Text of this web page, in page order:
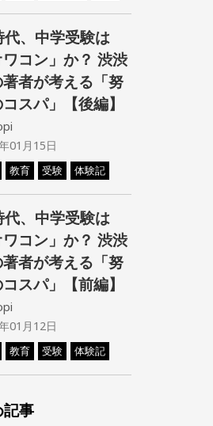
、中学受験は
ワコン」か？ 渋渋
者が考える「努
スパ」【後編】
01月15日
教育 受験 体験記
、中学受験は
ワコン」か？ 渋渋
者が考える「努
スパ」【前編】
01月12日
教育 受験 体験記
事